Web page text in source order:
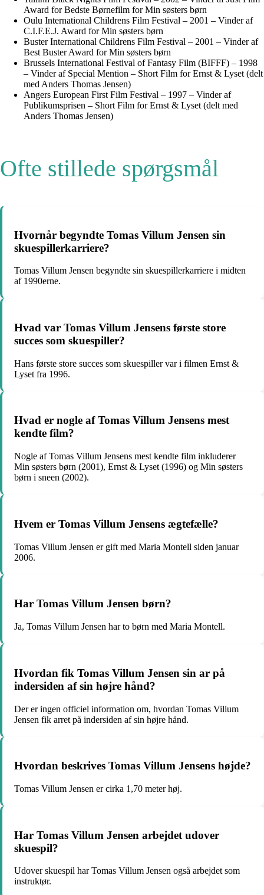
Award for Bedste Børnefilm for Min søsters børn
Oulu International Childrens Film Festival – 2001 – Vinder af
C.I.F.E.J. Award for Min søsters børn
Buster International Childrens Film Festival – 2001 – Vinder af
Best Buster Award for Min søsters børn
Brussels International Festival of Fantasy Film (BIFFF) – 1998
– Vinder af Special Mention – Short Film for Ernst & Lyset (delt
med Anders Thomas Jensen)
Angers European First Film Festival – 1997 – Vinder af
Publikumsprisen – Short Film for Ernst & Lyset (delt med
Anders Thomas Jensen)
Ofte stillede spørgsmål
Hvornår begyndte Tomas Villum Jensen sin
skuespillerkarriere?
Tomas Villum Jensen begyndte sin skuespillerkarriere i midten
af 1990erne.
Hvad var Tomas Villum Jensens første store
succes som skuespiller?
Hans første store succes som skuespiller var i filmen Ernst &
Lyset fra 1996.
Hvad er nogle af Tomas Villum Jensens mest
kendte film?
Nogle af Tomas Villum Jensens mest kendte film inkluderer
Min søsters børn (2001), Ernst & Lyset (1996) og Min søsters
børn i sneen (2002).
Hvem er Tomas Villum Jensens ægtefælle?
Tomas Villum Jensen er gift med Maria Montell siden januar
2006.
Har Tomas Villum Jensen børn?
Ja, Tomas Villum Jensen har to børn med Maria Montell.
Hvordan fik Tomas Villum Jensen sin ar på
indersiden af sin højre hånd?
Der er ingen officiel information om, hvordan Tomas Villum
Jensen fik arret på indersiden af sin højre hånd.
Hvordan beskrives Tomas Villum Jensens højde?
Tomas Villum Jensen er cirka 1,70 meter høj.
Har Tomas Villum Jensen arbejdet udover
skuespil?
Udover skuespil har Tomas Villum Jensen også arbejdet som
instruktør.